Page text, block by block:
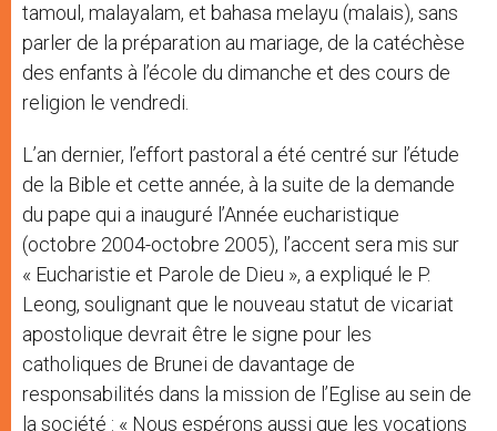
tamoul, malayalam, et bahasa melayu (malais), sans
parler de la préparation au mariage, de la catéchèse
des enfants à l’école du dimanche et des cours de
religion le vendredi.
L’an dernier, l’effort pastoral a été centré sur l’étude
de la Bible et cette année, à la suite de la demande
du pape qui a inauguré l’Année eucharistique
(octobre 2004-octobre 2005), l’accent sera mis sur
« Eucharistie et Parole de Dieu », a expliqué le P.
Leong, soulignant que le nouveau statut de vicariat
apostolique devrait être le signe pour les
catholiques de Brunei de davantage de
responsabilités dans la mission de l’Eglise au sein de
la société : « Nous espérons aussi que les vocations